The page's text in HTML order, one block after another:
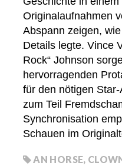
Originalaufnahmen
Abspann zeigen,
Details legte. Vince
Rock“ Johnson
hervorragenden
für den nötigen
zum Teil
Synchronisation
Schauen im
AN HORSE,